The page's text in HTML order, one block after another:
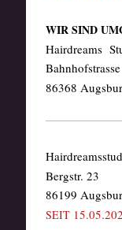
WIR SIND
Hairdreams
86368
Bergstr. 23
86199
SEIT